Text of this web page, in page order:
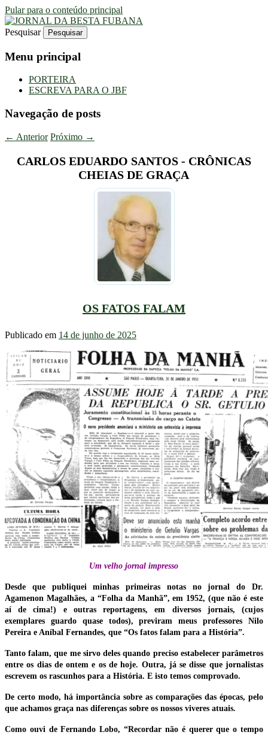
Pular para o conteúdo principal
JORNAL DA BESTA FUBANA
Uma Gazeta Escrota
Pesquisar
Menu principal
PORTEIRA
ESCREVA PARA O JBF
Navegação de posts
← Anterior Próximo →
CARLOS EDUARDO SANTOS - CRÔNICAS
CHEIAS DE GRAÇA
OS FATOS FALAM
Publicado em 14 de junho de 2025
Um velho jornal impresso
Desde que publiquei minhas primeiras notas no jornal do Dr.
Agamenon Magalhães, a “Folha da Manhã”, em 1952, (que não é este
aí de cima!) e outras reportagens, em diversos jornais, (cujos
exemplares guardo quase todos), previram meus professores Nilo
Pereira e Aníbal Fernandes, que “Os fatos falam para a História”.
Tanto falam, que me sirvo deles quando preciso estabelecer parâmetros
entre os dias de ontem e os de hoje. Outra, já se disse que jornalistas
escrevem os rascunhos para a História. E isto temos comprovado.
De certo modo, há importância sobre as comparações das épocas, pelo
que achamos graça nas diferenças sobre os nossos viveres atuais.
Como ouvi de Fernando Lobo, “Recordar não é querer que o tempo